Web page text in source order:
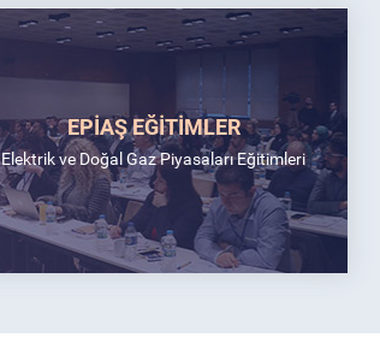
EPİAŞ EĞİTİMLER
Elektrik ve Doğal Gaz Piyasaları Eğitimleri